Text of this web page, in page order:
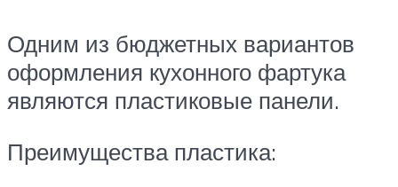
Одним из бюджетных вариантов
оформления кухонного фартука
являются пластиковые панели.
Преимущества пластика: